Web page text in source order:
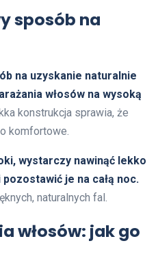
sposób na
na uzyskanie naturalnie
włosów na wysoką
konstrukcja sprawia, że
komfortowe.
wystarczy nawinąć lekko
je na całą noc.
naturalnych fal.
włosów: jak go